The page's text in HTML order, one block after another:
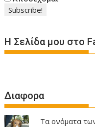
Η Σελίδα μου στο
Διαφορα
Τα ονόματα